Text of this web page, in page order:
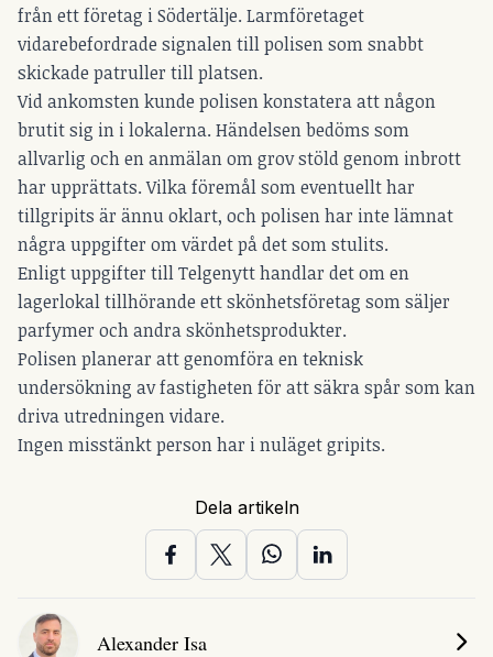
från ett företag i Södertälje. Larmföretaget
vidarebefordrade signalen till polisen som snabbt
skickade patruller till platsen.
Vid ankomsten kunde polisen konstatera att någon
brutit sig in i lokalerna. Händelsen bedöms som
allvarlig och en anmälan om grov stöld genom inbrott
har upprättats. Vilka föremål som eventuellt har
tillgripits är ännu oklart, och polisen har inte lämnat
några uppgifter om värdet på det som stulits.
Enligt uppgifter till Telgenytt handlar det om en
lagerlokal tillhörande ett skönhetsföretag som säljer
parfymer och andra skönhetsprodukter.
Polisen planerar att genomföra en teknisk
undersökning av fastigheten för att säkra spår som kan
driva utredningen vidare.
Ingen misstänkt person har i nuläget gripits.
Dela artikeln
Alexander Isa